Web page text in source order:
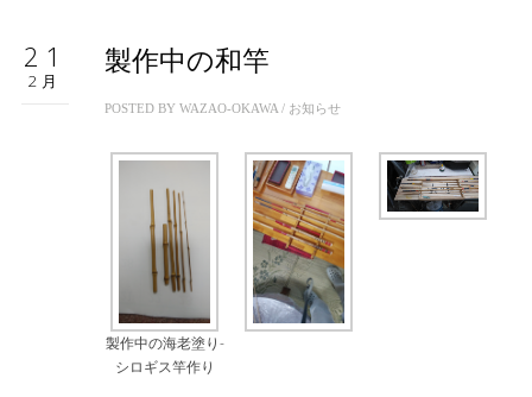
21
2月
製作中の和竿
POSTED BY WAZAO-OKAWA/ お知らせ
製作中の海老塗り-
シロギス竿作り